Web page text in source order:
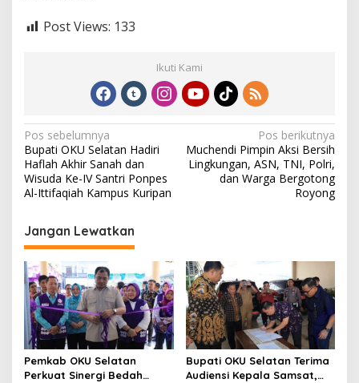
Post Views: 133
Ikuti Kami
N
a
v
i
g
a
s
i
p
o
s
Pos sebelumnya
Bupati OKU Selatan Hadiri
Haflah Akhir Sanah dan
Wisuda Ke-IV Santri Ponpes
Al-Ittifaqiah Kampus Kuripan
Pos berikutnya
Muchendi Pimpin Aksi Bersih
Lingkungan, ASN, TNI, Polri,
dan Warga Bergotong
Royong
Jangan Lewatkan
Pemkab OKU Selatan
Perkuat Sinergi Bedah
Bupati OKU Selatan Terima
Audiensi Kepala Samsat,